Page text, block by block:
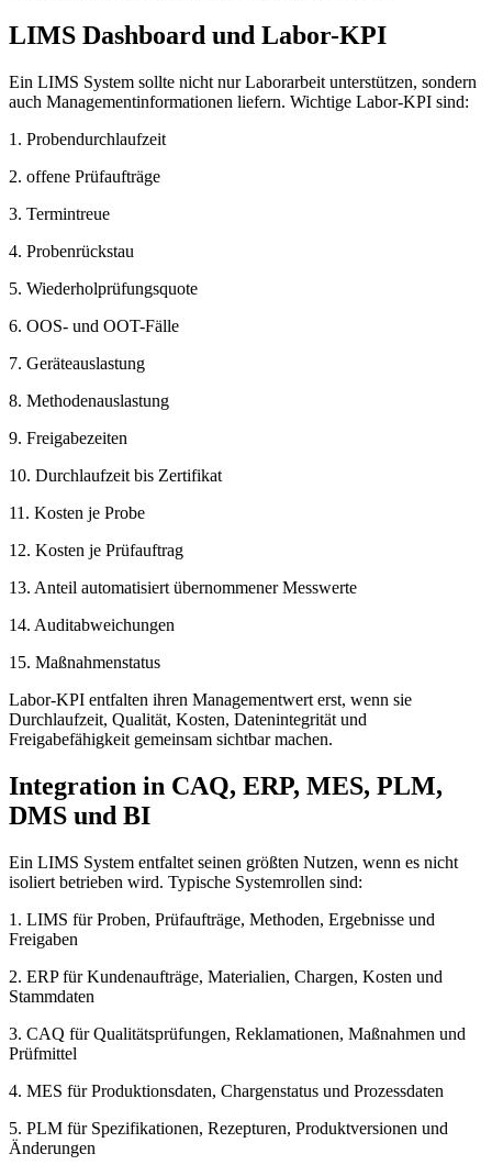
LIMS Dashboard und Labor-KPI
Ein LIMS System sollte nicht nur Laborarbeit unterstützen, sondern
auch Managementinformationen liefern. Wichtige Labor-KPI sind:
1. Probendurchlaufzeit
2. offene Prüfaufträge
3. Termintreue
4. Probenrückstau
5. Wiederholprüfungsquote
6. OOS- und OOT-Fälle
7. Geräteauslastung
8. Methodenauslastung
9. Freigabezeiten
10. Durchlaufzeit bis Zertifikat
11. Kosten je Probe
12. Kosten je Prüfauftrag
13. Anteil automatisiert übernommener Messwerte
14. Auditabweichungen
15. Maßnahmenstatus
Labor-KPI entfalten ihren Managementwert erst, wenn sie
Durchlaufzeit, Qualität, Kosten, Datenintegrität und
Freigabefähigkeit gemeinsam sichtbar machen.
Integration in CAQ, ERP, MES, PLM,
DMS und BI
Ein LIMS System entfaltet seinen größten Nutzen, wenn es nicht
isoliert betrieben wird. Typische Systemrollen sind:
1. LIMS für Proben, Prüfaufträge, Methoden, Ergebnisse und
Freigaben
2. ERP für Kundenaufträge, Materialien, Chargen, Kosten und
Stammdaten
3. CAQ für Qualitätsprüfungen, Reklamationen, Maßnahmen und
Prüfmittel
4. MES für Produktionsdaten, Chargenstatus und Prozessdaten
5. PLM für Spezifikationen, Rezepturen, Produktversionen und
Änderungen